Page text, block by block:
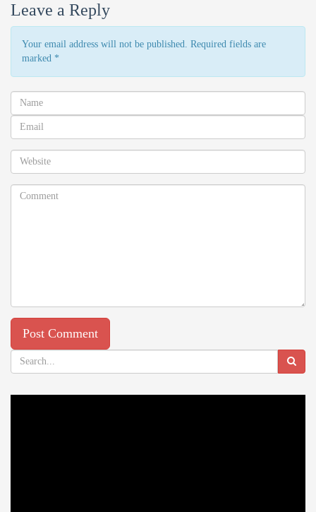
Leave a Reply
Your email address will not be published. Required fields are
marked *